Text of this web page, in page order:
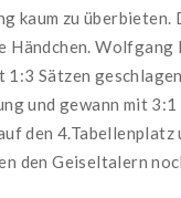
kaum zu
Wolfgang
Sätzen
und gewann mit
den
den Geiseltalern